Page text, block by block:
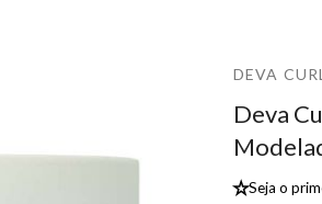
DEVA CURL
Deva
★Seja o